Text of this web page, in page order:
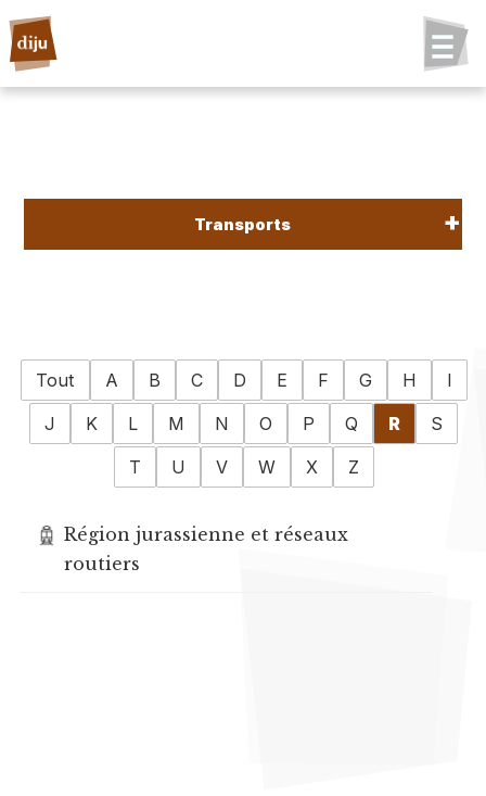
Transports
Tout A B C D E F G H
I
J
K L M N O P Q R
S
T
U V W X Z
Région jurassienne et réseaux
routiers